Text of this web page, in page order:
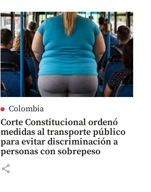
Colombia
Corte Constitucional ordenó
medidas al transporte público
para evitar discriminación a
personas con sobrepeso
share